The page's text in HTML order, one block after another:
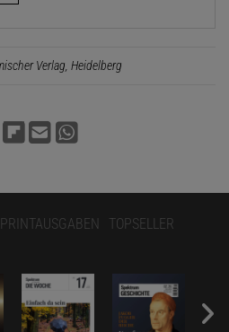
Verlag, Heidelberg
PRINTAUSGABEN TOPSELLER